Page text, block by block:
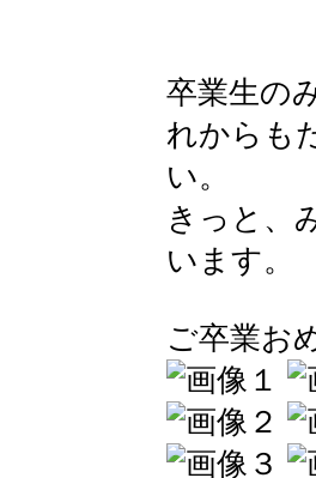
卒業生の
れからも
い。
きっと、
います。
ご卒業お